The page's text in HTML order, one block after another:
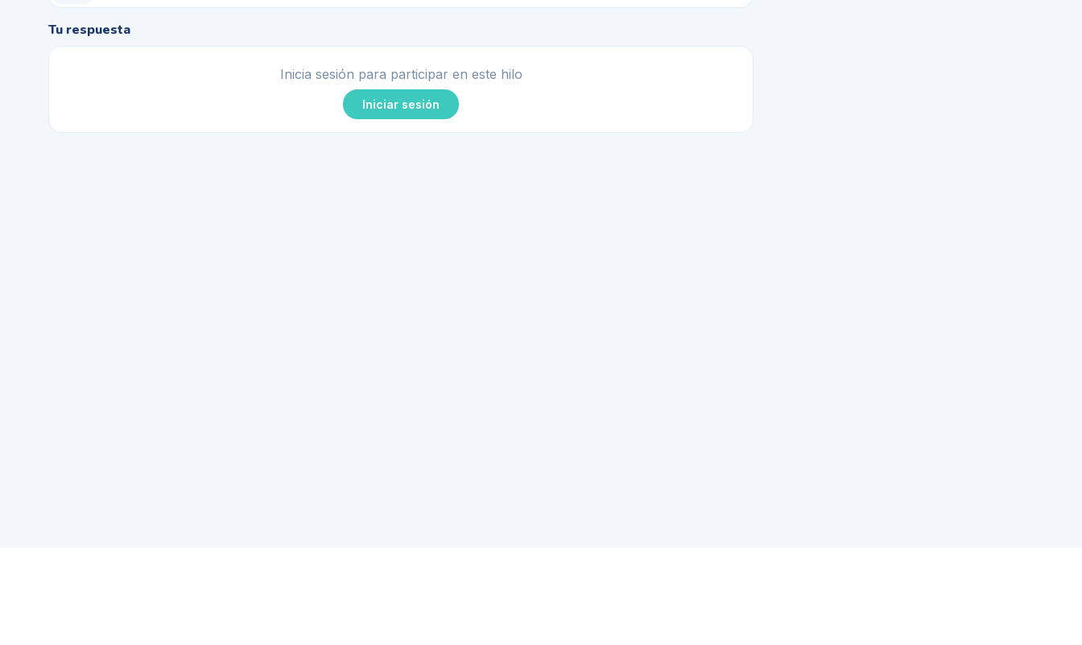
Tu respuesta
Inicia sesión para participar en este hilo
Iniciar sesión